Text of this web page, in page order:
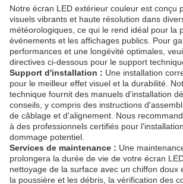
Notre écran LED extérieur couleur est conçu
visuels vibrants et haute résolution dans
météorologiques, ce qui le rend idéal pour la
événements et les affichages publics. Pour
performances et une longévité optimales,
directives ci-dessous pour le support
Support d'installation : Une installation
pour le meilleur effet visuel et la durabilité.
technique fournit des manuels d'installation
conseils, y compris des instructions
de câblage et d'alignement. Nous
à des professionnels certifiés pour
dommage potentiel.
Services de maintenance : Une
prolongera la durée de vie de votre écran
nettoyage de la surface avec un chiffon doux
la poussière et les débris, la vérification des